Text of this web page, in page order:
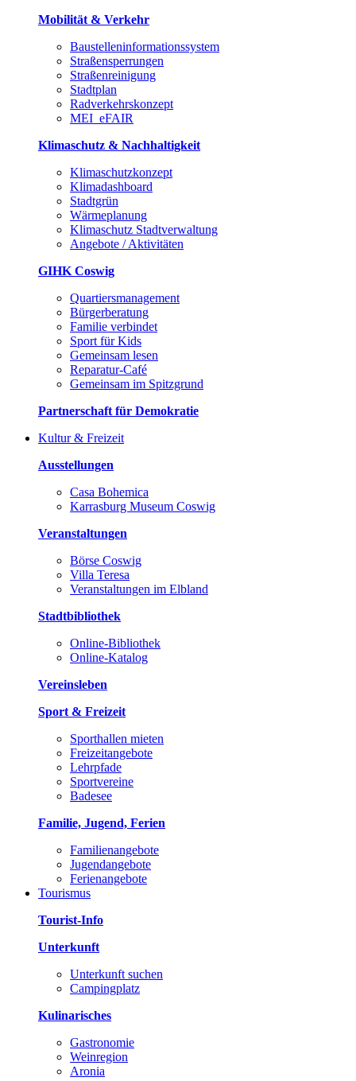
Mobilität & Verkehr
Baustelleninformationssystem
Straßensperrungen
Straßenreinigung
Stadtplan
Radverkehrskonzept
MEI_eFAIR
Klimaschutz & Nachhaltigkeit
Klimaschutzkonzept
Klimadashboard
Stadtgrün
Wärmeplanung
Klimaschutz Stadtverwaltung
Angebote / Aktivitäten
GIHK Coswig
Quartiersmanagement
Bürgerberatung
Familie verbindet
Sport für Kids
Gemeinsam lesen
Reparatur-Café
Gemeinsam im Spitzgrund
Partnerschaft für Demokratie
Kultur & Freizeit
Ausstellungen
Casa Bohemica
Karrasburg Museum Coswig
Veranstaltungen
Börse Coswig
Villa Teresa
Veranstaltungen im Elbland
Stadtbibliothek
Online-Bibliothek
Online-Katalog
Vereinsleben
Sport & Freizeit
Sporthallen mieten
Freizeitangebote
Lehrpfade
Sportvereine
Badesee
Familie, Jugend, Ferien
Familienangebote
Jugendangebote
Ferienangebote
Tourismus
Tourist-Info
Unterkunft
Unterkunft suchen
Campingplatz
Kulinarisches
Gastronomie
Weinregion
Aronia